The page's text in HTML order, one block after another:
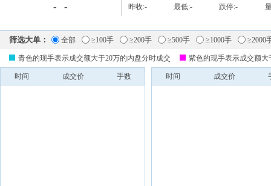
- - 昨收:- 最低:- 跌停:-
筛选大单： 全部 ≥100手 ≥200手 ≥500手 ≥1000手 ≥2000
青色的现手表示成交额大于20万的内盘分时成交 紫色的现手表示成交额
时间 成交价 手数 时间 成交价